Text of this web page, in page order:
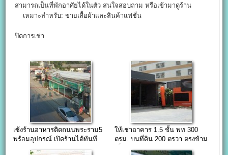
สามารถเป็นที่พักอาศัยได้ในตัว สนใจสอบถาม หรือเข้ามาดูร้าน
เหมาะสำหรับ: ขายเสื้อผ้าและสินค้าแฟชั่น
ปิดการเช่า
เซ้งร้านอาหารติดถนนพระราม5
พร้อมอุปกรณ์ เปิดร้านได้ทันที
ให้เช่าอาคาร 1.5 ชั้น พท 300
ตรม. บนที่ดิน 200 ตรวา ตรงข้าม